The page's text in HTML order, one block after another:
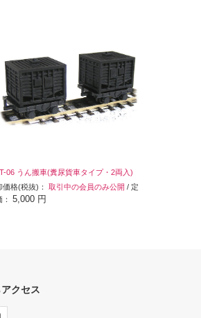
06 うん搬車(糞尿貨車タイプ・2両入)
価格(税抜)： 取引中の会員のみ公開 / 定
： 5,000 円
クセス